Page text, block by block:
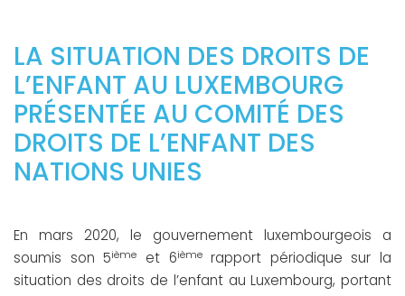
LA SITUATION DES DROITS DE
L’ENFANT AU LUXEMBOURG
PRÉSENTÉE AU COMITÉ DES
DROITS DE L’ENFANT DES
NATIONS UNIES
En mars 2020, le gouvernement luxembourgeois a
soumis son 5ième et 6ièmerapport périodique sur la
situation des droits de l’enfant au Luxembourg, portant